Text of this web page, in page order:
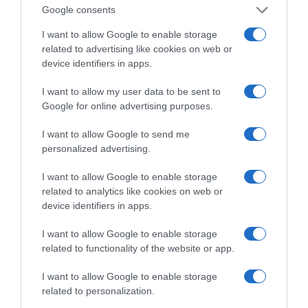
Google consents
I want to allow Google to enable storage
related to advertising like cookies on web or
device identifiers in apps.
I want to allow my user data to be sent to
Google for online advertising purposes.
I want to allow Google to send me
personalized advertising.
I want to allow Google to enable storage
related to analytics like cookies on web or
device identifiers in apps.
I want to allow Google to enable storage
related to functionality of the website or app.
I want to allow Google to enable storage
related to personalization.
«τους άλλους»
Και ολοκλήρωσε λέγοντας:«6 χρόνια
μετά,είναι μάταιο να περιμένει κανείς λύσεις
από τη σημερινή Κυβέρνηση. Είναι πια μέρος
του προβλήματος. Για πολλά, έγινε πηγή του
Προβληματίζει το κύμα φυγής των
Προβληματίζει το κύμα φυγής των
Προβληματίζει το κύμα φυγής των
συνταξιούχων